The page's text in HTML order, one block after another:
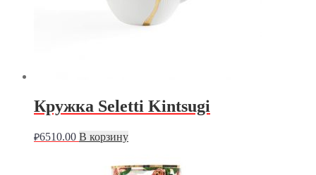
Кружка Seletti Kintsugi
₽6510.00 В корзину